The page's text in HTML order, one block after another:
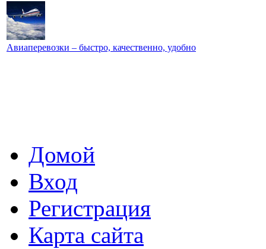
Авиаперевозки – быстро, качественно, удобно
Домой
Вход
Регистрация
Карта сайта